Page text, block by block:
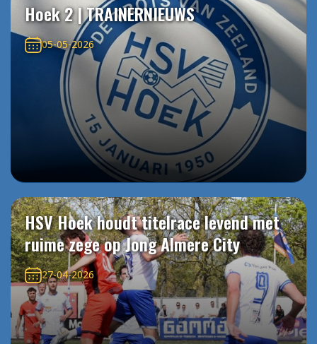
Hoek 2 | TRAINERNIEUWS
05-05-2026
HSV Hoek houdt titelrace levend met
ruime zege op Jong Almere City
27-04-2026